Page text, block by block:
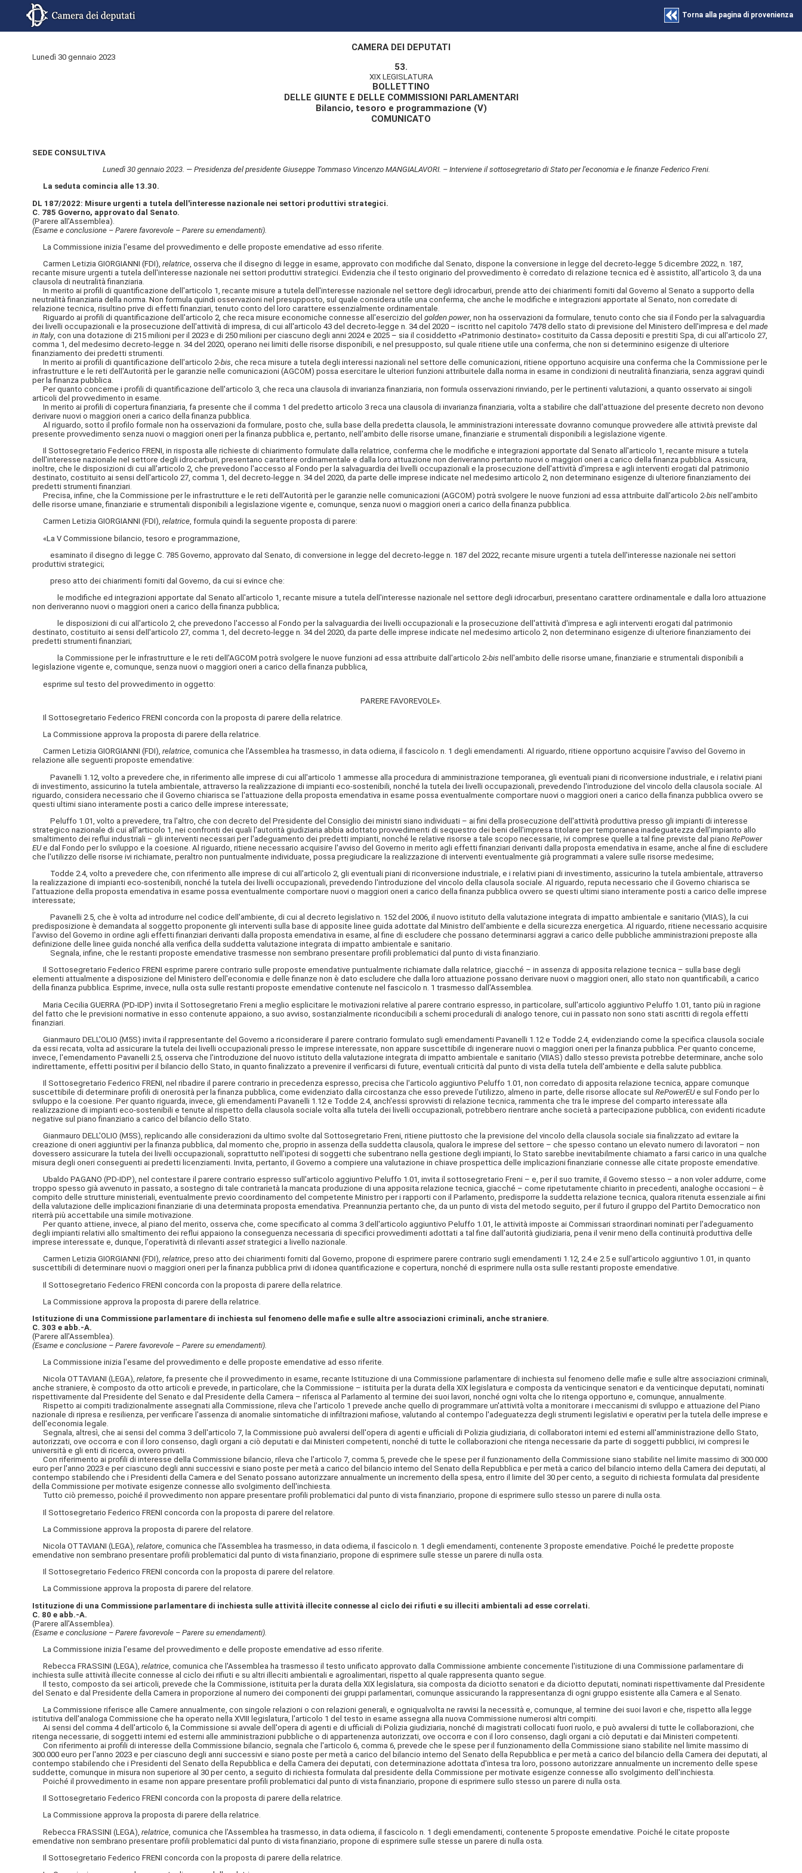
CAMERA DEI DEPUTATI
Lunedì 30 gennaio 2023
53.
XIX LEGISLATURA
BOLLETTINO
DELLE GIUNTE E DELLE COMMISSIONI PARLAMENTARI
Bilancio, tesoro e programmazione (V)
COMUNICATO
SEDE CONSULTIVA
Lunedì 30 gennaio 2023. — Presidenza del presidente Giuseppe Tommaso Vincenzo MANGIALAVORI. – Interviene il sottosegretario di Stato per l'economia e le finanze Federico Freni.
La seduta comincia alle 13.30.
DL 187/2022: Misure urgenti a tutela dell'interesse nazionale nei settori produttivi strategici.
C. 785 Governo, approvato dal Senato.
(Parere all'Assemblea).
(Esame e conclusione – Parere favorevole – Parere su emendamenti).
La Commissione inizia l'esame del provvedimento e delle proposte emendative ad esso riferite.
Carmen Letizia GIORGIANNI (FDI), relatrice, osserva che il disegno di legge in esame, approvato con modifiche dal Senato, dispone la conversione in legge del decreto-legge 5 dicembre 2022, n. 187,
recante misure urgenti a tutela dell'interesse nazionale nei settori produttivi strategici. Evidenzia che il testo originario del provvedimento è corredato di relazione tecnica ed è assistito, all'articolo 3, da una
clausola di neutralità finanziaria.
In merito ai profili di quantificazione dell'articolo 1, recante misure a tutela dell'interesse nazionale nel settore degli idrocarburi, prende atto dei chiarimenti forniti dal Governo al Senato a supporto della
neutralità finanziaria della norma. Non formula quindi osservazioni nel presupposto, sul quale considera utile una conferma, che anche le modifiche e integrazioni apportate al Senato, non corredate di
relazione tecnica, risultino prive di effetti finanziari, tenuto conto del loro carattere essenzialmente ordinamentale.
Riguardo ai profili di quantificazione dell'articolo 2, che reca misure economiche connesse all'esercizio del golden power, non ha osservazioni da formulare, tenuto conto che sia il Fondo per la salvaguardia
dei livelli occupazionali e la prosecuzione dell'attività di impresa, di cui all'articolo 43 del decreto-legge n. 34 del 2020 – iscritto nel capitolo 7478 dello stato di previsione del Ministero dell'impresa e del made
in Italy, con una dotazione di 215 milioni per il 2023 e di 250 milioni per ciascuno degli anni 2024 e 2025 – sia il cosiddetto «Patrimonio destinato» costituito da Cassa depositi e prestiti Spa, di cui all'articolo 27,
comma 1, del medesimo decreto-legge n. 34 del 2020, operano nei limiti delle risorse disponibili, e nel presupposto, sul quale ritiene utile una conferma, che non si determinino esigenze di ulteriore
finanziamento dei predetti strumenti.
In merito ai profili di quantificazione dell'articolo 2-bis , che reca misure a tutela degli interessi nazionali nel settore delle comunicazioni, ritiene opportuno acquisire una conferma che la Commissione per le
infrastrutture e le reti dell'Autorità per le garanzie nelle comunicazioni (AGCOM) possa esercitare le ulteriori funzioni attribuitele dalla norma in esame in condizioni di neutralità finanziaria, senza aggravi quindi
per la finanza pubblica.
Per quanto concerne i profili di quantificazione dell'articolo 3, che reca una clausola di invarianza finanziaria, non formula osservazioni rinviando, per le pertinenti valutazioni, a quanto osservato ai singoli
articoli del provvedimento in esame.
In merito ai profili di copertura finanziaria, fa presente che il comma 1 del predetto articolo 3 reca una clausola di invarianza finanziaria, volta a stabilire che dall'attuazione del presente decreto non devono
derivare nuovi o maggiori oneri a carico della finanza pubblica.
Al riguardo, sotto il profilo formale non ha osservazioni da formulare, posto che, sulla base della predetta clausola, le amministrazioni interessate dovranno comunque provvedere alle attività previste dal
presente provvedimento senza nuovi o maggiori oneri per la finanza pubblica e, pertanto, nell'ambito delle risorse umane, finanziarie e strumentali disponibili a legislazione vigente.
Il Sottosegretario Federico FRENI, in risposta alle richieste di chiarimento formulate dalla relatrice, conferma che le modifiche e integrazioni apportate dal Senato all'articolo 1, recante misure a tutela
dell'interesse nazionale nel settore degli idrocarburi, presentano carattere ordinamentale e dalla loro attuazione non deriveranno pertanto nuovi o maggiori oneri a carico della finanza pubblica. Assicura,
inoltre, che le disposizioni di cui all'articolo 2, che prevedono l'accesso al Fondo per la salvaguardia dei livelli occupazionali e la prosecuzione dell'attività d'impresa e agli interventi erogati dal patrimonio
destinato, costituito ai sensi dell'articolo 27, comma 1, del decreto-legge n. 34 del 2020, da parte delle imprese indicate nel medesimo articolo 2, non determinano esigenze di ulteriore finanziamento dei
predetti strumenti finanziari.
Precisa, infine, che la Commissione per le infrastrutture e le reti dell'Autorità per le garanzie nelle comunicazioni (AGCOM) potrà svolgere le nuove funzioni ad essa attribuite dall'articolo 2-bis nell'ambito
delle risorse umane, finanziarie e strumentali disponibili a legislazione vigente e, comunque, senza nuovi o maggiori oneri a carico della finanza pubblica.
Carmen Letizia GIORGIANNI (FDI), relatrice, formula quindi la seguente proposta di parere:
«La V Commissione bilancio, tesoro e programmazione,
esaminato il disegno di legge C. 785 Governo, approvato dal Senato, di conversione in legge del decreto-legge n. 187 del 2022, recante misure urgenti a tutela dell'interesse nazionale nei settori
produttivi strategici;
preso atto dei chiarimenti forniti dal Governo, da cui si evince che:
le modifiche ed integrazioni apportate dal Senato all'articolo 1, recante misure a tutela dell'interesse nazionale nel settore degli idrocarburi, presentano carattere ordinamentale e dalla loro attuazione
non deriveranno nuovi o maggiori oneri a carico della finanza pubblica;
le disposizioni di cui all'articolo 2, che prevedono l'accesso al Fondo per la salvaguardia dei livelli occupazionali e la prosecuzione dell'attività d'impresa e agli interventi erogati dal patrimonio
destinato, costituito ai sensi dell'articolo 27, comma 1, del decreto-legge n. 34 del 2020, da parte delle imprese indicate nel medesimo articolo 2, non determinano esigenze di ulteriore finanziamento dei
predetti strumenti finanziari;
la Commissione per le infrastrutture e le reti dell'AGCOM potrà svolgere le nuove funzioni ad essa attribuite dall'articolo 2-bis nell'ambito delle risorse umane, finanziarie e strumentali disponibili a
legislazione vigente e, comunque, senza nuovi o maggiori oneri a carico della finanza pubblica,
esprime sul testo del provvedimento in oggetto:
PARERE FAVOREVOLE».
Il Sottosegretario Federico FRENI concorda con la proposta di parere della relatrice.
La Commissione approva la proposta di parere della relatrice.
Carmen Letizia GIORGIANNI (FDI), relatrice, comunica che l'Assemblea ha trasmesso, in data odierna, il fascicolo n. 1 degli emendamenti. Al riguardo, ritiene opportuno acquisire l'avviso del Governo in
relazione alle seguenti proposte emendative:
Pavanelli 1.12, volto a prevedere che, in riferimento alle imprese di cui all'articolo 1 ammesse alla procedura di amministrazione temporanea, gli eventuali piani di riconversione industriale, e i relativi piani
di investimento, assicurino la tutela ambientale, attraverso la realizzazione di impianti eco-sostenibili, nonché la tutela dei livelli occupazionali, prevedendo l'introduzione del vincolo della clausola sociale. Al
riguardo, considera necessario che il Governo chiarisca se l'attuazione della proposta emendativa in esame possa eventualmente comportare nuovi o maggiori oneri a carico della finanza pubblica ovvero se
questi ultimi siano interamente posti a carico delle imprese interessate;
Peluffo 1.01, volto a prevedere, tra l'altro, che con decreto del Presidente del Consiglio dei ministri siano individuati – ai fini della prosecuzione dell'attività produttiva presso gli impianti di interesse
strategico nazionale di cui all'articolo 1, nei confronti dei quali l'autorità giudiziaria abbia adottato provvedimenti di sequestro dei beni dell'impresa titolare per temporanea inadeguatezza dell'impianto allo
smaltimento dei reflui industriali – gli interventi necessari per l'adeguamento dei predetti impianti, nonché le relative risorse a tale scopo necessarie, ivi comprese quelle a tal fine previste dal piano RePower
EUe dal Fondo per lo sviluppo e la coesione. Al riguardo, ritiene necessario acquisire l'avviso del Governo in merito agli effetti finanziari derivanti dalla proposta emendativa in esame, anche al fine di escludere
che l'utilizzo delle risorse ivi richiamate, peraltro non puntualmente individuate, possa pregiudicare la realizzazione di interventi eventualmente già programmati a valere sulle risorse medesime;
Todde 2.4, volto a prevedere che, con riferimento alle imprese di cui all'articolo 2, gli eventuali piani di riconversione industriale, e i relativi piani di investimento, assicurino la tutela ambientale, attraverso
la realizzazione di impianti eco-sostenibili, nonché la tutela dei livelli occupazionali, prevedendo l'introduzione del vincolo della clausola sociale. Al riguardo, reputa necessario che il Governo chiarisca se
l'attuazione della proposta emendativa in esame possa eventualmente comportare nuovi o maggiori oneri a carico della finanza pubblica ovvero se questi ultimi siano interamente posti a carico delle imprese
interessate;
Pavanelli 2.5, che è volta ad introdurre nel codice dell'ambiente, di cui al decreto legislativo n. 152 del 2006, il nuovo istituto della valutazione integrata di impatto ambientale e sanitario (VIIAS), la cui
predisposizione è demandata al soggetto proponente gli interventi sulla base di apposite linee guida adottate dal Ministro dell'ambiente e della sicurezza energetica. Al riguardo, ritiene necessario acquisire
l'avviso del Governo in ordine agli effetti finanziari derivanti dalla proposta emendativa in esame, al fine di escludere che possano determinarsi aggravi a carico delle pubbliche amministrazioni preposte alla
definizione delle linee guida nonché alla verifica della suddetta valutazione integrata di impatto ambientale e sanitario.
Segnala, infine, che le restanti proposte emendative trasmesse non sembrano presentare profili problematici dal punto di vista finanziario.
Il Sottosegretario Federico FRENI esprime parere contrario sulle proposte emendative puntualmente richiamate dalla relatrice, giacché – in assenza di apposita relazione tecnica – sulla base degli
elementi attualmente a disposizione del Ministero dell'economia e delle finanze non è dato escludere che dalla loro attuazione possano derivare nuovi o maggiori oneri, allo stato non quantificabili, a carico
della finanza pubblica. Esprime, invece, nulla osta sulle restanti proposte emendative contenute nel fascicolo n. 1 trasmesso dall'Assemblea.
Maria Cecilia GUERRA (PD-IDP) invita il Sottosegretario Freni a meglio esplicitare le motivazioni relative al parere contrario espresso, in particolare, sull'articolo aggiuntivo Peluffo 1.01, tanto più in ragione
del fatto che le previsioni normative in esso contenute appaiono, a suo avviso, sostanzialmente riconducibili a schemi procedurali di analogo tenore, cui in passato non sono stati ascritti di regola effetti
finanziari.
Gianmauro DELL'OLIO (M5S) invita il rappresentante del Governo a riconsiderare il parere contrario formulato sugli emendamenti Pavanelli 1.12 e Todde 2.4, evidenziando come la specifica clausola sociale
da essi recata, volta ad assicurare la tutela dei livelli occupazionali presso le imprese interessate, non appare suscettibile di ingenerare nuovi o maggiori oneri per la finanza pubblica. Per quanto concerne,
invece, l'emendamento Pavanelli 2.5, osserva che l'introduzione del nuovo istituto della valutazione integrata di impatto ambientale e sanitario (VIIAS) dallo stesso prevista potrebbe determinare, anche solo
indirettamente, effetti positivi per il bilancio dello Stato, in quanto finalizzato a prevenire il verificarsi di future, eventuali criticità dal punto di vista della tutela dell'ambiente e della salute pubblica.
Il Sottosegretario Federico FRENI, nel ribadire il parere contrario in precedenza espresso, precisa che l'articolo aggiuntivo Peluffo 1.01, non corredato di apposita relazione tecnica, appare comunque
suscettibile di determinare profili di onerosità per la finanza pubblica, come evidenziato dalla circostanza che esso prevede l'utilizzo, almeno in parte, delle risorse allocate sul RePowerEUe sul Fondo per lo
sviluppo e la coesione. Per quanto riguarda, invece, gli emendamenti Pavanelli 1.12 e Todde 2.4, anch'essi sprovvisti di relazione tecnica, rammenta che tra le imprese del comparto interessate alla
realizzazione di impianti eco-sostenibili e tenute al rispetto della clausola sociale volta alla tutela dei livelli occupazionali, potrebbero rientrare anche società a partecipazione pubblica, con evidenti ricadute
negative sul piano finanziario a carico del bilancio dello Stato.
Gianmauro DELL'OLIO (M5S), replicando alle considerazioni da ultimo svolte dal Sottosegretario Freni, ritiene piuttosto che la previsione del vincolo della clausola sociale sia finalizzato ad evitare la
creazione di oneri aggiuntivi per la finanza pubblica, dal momento che, proprio in assenza della suddetta clausola, qualora le imprese del settore – che spesso contano un elevato numero di lavoratori – non
dovessero assicurare la tutela dei livelli occupazionali, soprattutto nell'ipotesi di soggetti che subentrano nella gestione degli impianti, lo Stato sarebbe inevitabilmente chiamato a farsi carico in una qualche
misura degli oneri conseguenti ai predetti licenziamenti. Invita, pertanto, il Governo a compiere una valutazione in chiave prospettica delle implicazioni finanziarie connesse alle citate proposte emendative.
Ubaldo PAGANO (PD-IDP), nel contestare il parere contrario espresso sull'articolo aggiuntivo Peluffo 1.01, invita il sottosegretario Freni – e, per il suo tramite, il Governo stesso – a non voler addurre, come
troppo spesso già avvenuto in passato, a sostegno di tale contrarietà la mancata produzione di una apposita relazione tecnica, giacché – come ripetutamente chiarito in precedenti, analoghe occasioni – è
compito delle strutture ministeriali, eventualmente previo coordinamento del competente Ministro per i rapporti con il Parlamento, predisporre la suddetta relazione tecnica, qualora ritenuta essenziale ai fini
della valutazione delle implicazioni finanziarie di una determinata proposta emendativa. Preannunzia pertanto che, da un punto di vista del metodo seguito, per il futuro il gruppo del Partito Democratico non
riterrà più accettabile una simile motivazione.
Per quanto attiene, invece, al piano del merito, osserva che, come specificato al comma 3 dell'articolo aggiuntivo Peluffo 1.01, le attività imposte ai Commissari straordinari nominati per l'adeguamento
degli impianti relativi allo smaltimento dei reflui appaiono la conseguenza necessaria di specifici provvedimenti adottati a tal fine dall'autorità giudiziaria, pena il venir meno della continuità produttiva delle
imprese interessate e, dunque, l'operatività di rilevanti assetstrategici a livello nazionale.
Carmen Letizia GIORGIANNI (FDI), relatrice, preso atto dei chiarimenti forniti dal Governo, propone di esprimere parere contrario sugli emendamenti 1.12, 2.4 e 2.5 e sull'articolo aggiuntivo 1.01, in quanto
suscettibili di determinare nuovi o maggiori oneri per la finanza pubblica privi di idonea quantificazione e copertura, nonché di esprimere nulla osta sulle restanti proposte emendative.
Il Sottosegretario Federico FRENI concorda con la proposta di parere della relatrice.
La Commissione approva la proposta di parere della relatrice.
Istituzione di una Commissione parlamentare di inchiesta sul fenomeno delle mafie e sulle altre associazioni criminali, anche straniere.
C. 303 e abb.-A.
(Parere all'Assemblea).
(Esame e conclusione – Parere favorevole – Parere su emendamenti).
La Commissione inizia l'esame del provvedimento e delle proposte emendative ad esso riferite.
Nicola OTTAVIANI (LEGA), relatore, fa presente che il provvedimento in esame, recante Istituzione di una Commissione parlamentare di inchiesta sul fenomeno delle mafie e sulle altre associazioni criminali,
anche straniere, è composto da otto articoli e prevede, in particolare, che la Commissione – istituita per la durata della XIX legislatura e composta da venticinque senatori e da venticinque deputati, nominati
rispettivamente dal Presidente del Senato e dal Presidente della Camera – riferisca al Parlamento al termine dei suoi lavori, nonché ogni volta che lo ritenga opportuno e, comunque, annualmente.
Rispetto ai compiti tradizionalmente assegnati alla Commissione, rileva che l'articolo 1 prevede anche quello di programmare un'attività volta a monitorare i meccanismi di sviluppo e attuazione del Piano
nazionale di ripresa e resilienza, per verificare l'assenza di anomalie sintomatiche di infiltrazioni mafiose, valutando al contempo l'adeguatezza degli strumenti legislativi e operativi per la tutela delle imprese e
dell'economia legale.
Segnala, altresì, che ai sensi del comma 3 dell'articolo 7, la Commissione può avvalersi dell'opera di agenti e ufficiali di Polizia giudiziaria, di collaboratori interni ed esterni all'amministrazione dello Stato,
autorizzati, ove occorra e con il loro consenso, dagli organi a ciò deputati e dai Ministeri competenti, nonché di tutte le collaborazioni che ritenga necessarie da parte di soggetti pubblici, ivi compresi le
università e gli enti di ricerca, ovvero privati.
Con riferimento ai profili di interesse della Commissione bilancio, rileva che l'articolo 7, comma 5, prevede che le spese per il funzionamento della Commissione siano stabilite nel limite massimo di 300.000
euro per l'anno 2023 e per ciascuno degli anni successivi e siano poste per metà a carico del bilancio interno del Senato della Repubblica e per metà a carico del bilancio interno della Camera dei deputati, al
contempo stabilendo che i Presidenti della Camera e del Senato possano autorizzare annualmente un incremento della spesa, entro il limite del 30 per cento, a seguito di richiesta formulata dal presidente
della Commissione per motivate esigenze connesse allo svolgimento dell'inchiesta.
Tutto ciò premesso, poiché il provvedimento non appare presentare profili problematici dal punto di vista finanziario, propone di esprimere sullo stesso un parere di nulla osta.
Il Sottosegretario Federico FRENI concorda con la proposta di parere del relatore.
La Commissione approva la proposta di parere del relatore.
Nicola OTTAVIANI (LEGA), relatore, comunica che l'Assemblea ha trasmesso, in data odierna, il fascicolo n. 1 degli emendamenti, contenente 3 proposte emendative. Poiché le predette proposte
emendative non sembrano presentare profili problematici dal punto di vista finanziario, propone di esprimere sulle stesse un parere di nulla osta.
Il Sottosegretario Federico FRENI concorda con la proposta di parere del relatore.
La Commissione approva la proposta di parere del relatore.
Istituzione di una Commissione parlamentare di inchiesta sulle attività illecite connesse al ciclo dei rifiuti e su illeciti ambientali ad esse correlati.
C. 80 e abb.-A.
(Parere all'Assemblea).
(Esame e conclusione – Parere favorevole – Parere su emendamenti).
La Commissione inizia l'esame del provvedimento e delle proposte emendative ad esso riferite.
Rebecca FRASSINI (LEGA), relatrice, comunica che l'Assemblea ha trasmesso il testo unificato approvato dalla Commissione ambiente concernente l'istituzione di una Commissione parlamentare di
inchiesta sulle attività illecite connesse al ciclo dei rifiuti e su altri illeciti ambientali e agroalimentari, rispetto al quale rappresenta quanto segue.
Il testo, composto da sei articoli, prevede che la Commissione, istituita per la durata della XIX legislatura, sia composta da diciotto senatori e da diciotto deputati, nominati rispettivamente dal Presidente
del Senato e dal Presidente della Camera in proporzione al numero dei componenti dei gruppi parlamentari, comunque assicurando la rappresentanza di ogni gruppo esistente alla Camera e al Senato.
La Commissione riferisce alle Camere annualmente, con singole relazioni o con relazioni generali, e ogniqualvolta ne ravvisi la necessità e, comunque, al termine dei suoi lavori e che, rispetto alla legge
istitutiva dell'analoga Commissione che ha operato nella XVIII legislatura, l'articolo 1 del testo in esame assegna alla nuova Commissione numerosi altri compiti.
Ai sensi del comma 4 dell'articolo 6, la Commissione si avvale dell'opera di agenti e di ufficiali di Polizia giudiziaria, nonché di magistrati collocati fuori ruolo, e può avvalersi di tutte le collaborazioni, che
ritenga necessarie, di soggetti interni ed esterni alle amministrazioni pubbliche o di appartenenza autorizzati, ove occorra e con il loro consenso, dagli organi a ciò deputati e dai Ministeri competenti.
Con riferimento ai profili di interesse della Commissione bilancio, segnala che l'articolo 6, comma 6, prevede che le spese per il funzionamento della Commissione siano stabilite nel limite massimo di
300.000 euro per l'anno 2023 e per ciascuno degli anni successivi e siano poste per metà a carico del bilancio interno del Senato della Repubblica e per metà a carico del bilancio della Camera dei deputati, al
contempo stabilendo che i Presidenti del Senato della Repubblica e della Camera dei deputati, con determinazione adottata d'intesa tra loro, possono autorizzare annualmente un incremento delle spese
suddette, comunque in misura non superiore al 30 per cento, a seguito di richiesta formulata dal presidente della Commissione per motivate esigenze connesse allo svolgimento dell'inchiesta.
Poiché il provvedimento in esame non appare presentare profili problematici dal punto di vista finanziario, propone di esprimere sullo stesso un parere di nulla osta.
Il Sottosegretario Federico FRENI concorda con la proposta di parere della relatrice.
La Commissione approva la proposta di parere della relatrice.
Rebecca FRASSINI (LEGA), relatrice, comunica che l'Assemblea ha trasmesso, in data odierna, il fascicolo n. 1 degli emendamenti, contenente 5 proposte emendative. Poiché le citate proposte
emendative non sembrano presentare profili problematici dal punto di vista finanziario, propone di esprimere sulle stesse un parere di nulla osta.
Il Sottosegretario Federico FRENI concorda con la proposta di parere della relatrice.
Torna alla pagina di provenienza